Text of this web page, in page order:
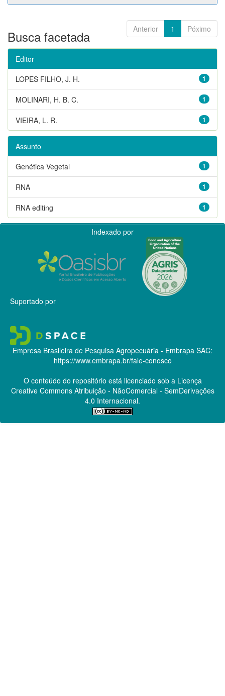
Anterior 1 Póximo
Busca facetada
Editor
1
LOPES FILHO, J. H.
1
MOLINARI, H. B. C.
1
VIEIRA, L. R.
Assunto
1
Genética Vegetal
1
RNA
1
RNA editing
Indexado por
Suportado por
Empresa Brasileira de Pesquisa Agropecuária - Embrapa SAC:
https://www.embrapa.br/fale-conosco
O conteúdo do repositório está licenciado sob a Licença
Creative CommonsAtribuição - NãoComercial - SemDerivações
4.0 Internacional.